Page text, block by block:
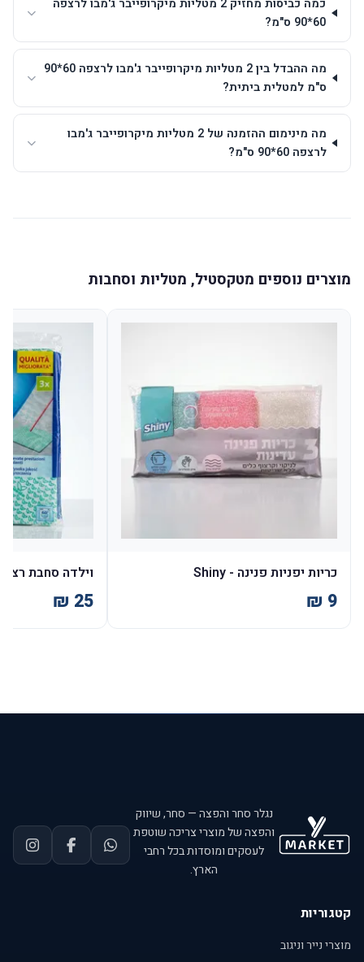
כמה כביסות מחזיק 2 מטליות מיקרופייבר ג'מבו לרצפה
60*90 ס"מ?
מה ההבדל בין 2 מטליות מיקרופייבר ג'מבו לרצפה 60*90
ס"מ למטלית ביתית?
מה מינימום ההזמנה של 2 מטליות מיקרופייבר ג'מבו
לרצפה 60*90 ס"מ?
מוצרים נוספים מטקסטיל, מטליות וסחבות
כריות יפניות פנינה - Shiny וילדה סחבת רצפה
נגלר סחר והפצה — סחר, שיווק
והפצה של מוצרי צריכה שוטפת
לעסקים ומוסדות בכל רחבי
הארץ.
קטגוריות
מוצרי נייר וניגוב